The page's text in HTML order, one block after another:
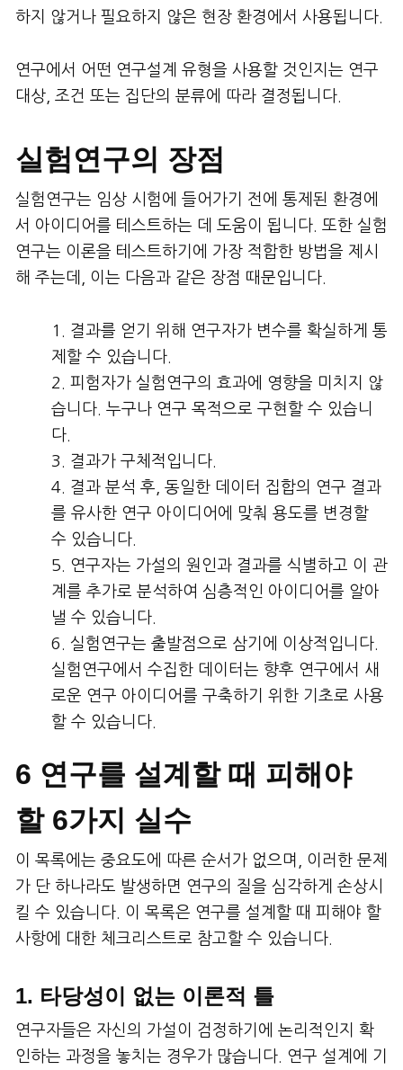
하지 않거나 필요하지 않은 현장 환경에서 사용됩니다.
연구에서 어떤 연구설계 유형을 사용할 것인지는 연구
대상, 조건 또는 집단의 분류에 따라 결정됩니다.
실험연구의 장점
실험연구는 임상 시험에 들어가기 전에 통제된 환경에
서 아이디어를 테스트하는 데 도움이 됩니다. 또한 실험
연구는 이론을 테스트하기에 가장 적합한 방법을 제시
해 주는데, 이는 다음과 같은 장점 때문입니다.
결과를 얻기 위해 연구자가 변수를 확실하게 통
제할 수 있습니다.
피험자가 실험연구의 효과에 영향을 미치지 않
습니다. 누구나 연구 목적으로 구현할 수 있습니
다.
결과가 구체적입니다.
결과 분석 후, 동일한 데이터 집합의 연구 결과
를 유사한 연구 아이디어에 맞춰 용도를 변경할
수 있습니다.
연구자는 가설의 원인과 결과를 식별하고 이 관
계를 추가로 분석하여 심층적인 아이디어를 알아
낼 수 있습니다.
실험연구는 출발점으로 삼기에 이상적입니다.
실험연구에서 수집한 데이터는 향후 연구에서 새
로운 연구 아이디어를 구축하기 위한 기초로 사용
할 수 있습니다.
6 연구를 설계할 때 피해야
할 6가지 실수
이 목록에는 중요도에 따른 순서가 없으며, 이러한 문제
가 단 하나라도 발생하면 연구의 질을 심각하게 손상시
킬 수 있습니다. 이 목록은 연구를 설계할 때 피해야 할
사항에 대한 체크리스트로 참고할 수 있습니다.
1. 타당성이 없는 이론적 틀
연구자들은 자신의 가설이 검정하기에 논리적인지 확
인하는 과정을 놓치는 경우가 많습니다. 연구 설계에 기